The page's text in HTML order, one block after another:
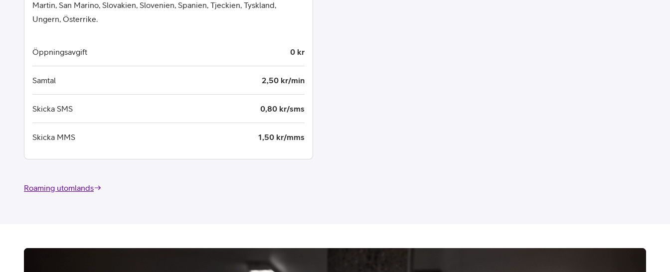
Alla smartwatches
Martin, San Marino, Slovakien, Slovenien, Spanien, Tjeckien, Tyskland,
Ungern, Österrike.
Öppningsavgift 0 kr
Samtal 2,50 kr/min
Skicka SMS 0,80 kr/sms
Skicka MMS 1,50 kr/mms
Roaming utomlands